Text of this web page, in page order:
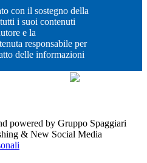
con il sostegno della
i suoi contenuti
e la
responsabile per
delle informazioni
powered by Gruppo Spaggiari
& New Social Media